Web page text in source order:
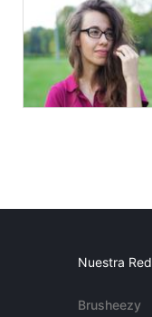
Nuestra Red
Brusheezy